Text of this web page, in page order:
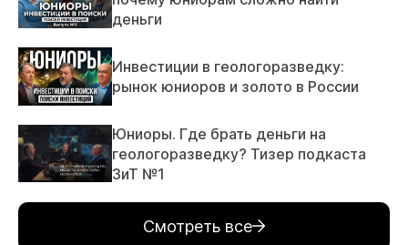
деньги
Инвестиции в геологоразведку:
рынок юниоров и золото в России
Юниоры. Где брать деньги на
геологоразведку? Тизер подкаста
ЗиТ №1
Смотреть все